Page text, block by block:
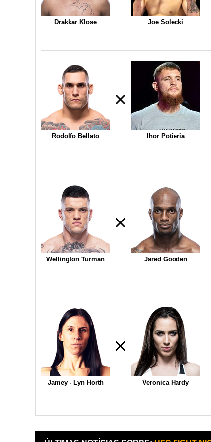
Drakkar Klose Joe Solecki
Rodolfo Bellato Ihor Potieria
Wellington Turman Jared Gooden
Jamey - Lyn Horth Veronica Hardy